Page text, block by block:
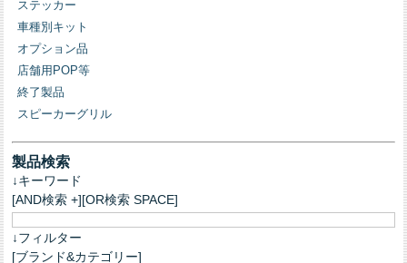
ステッカー
車種別キット
オプション品
店舗用POP等
終了製品
スピーカーグリル
製品検索
↓キーワード
[AND検索 +][OR検索 SPACE]
↓フィルター
[ブランド&カテゴリー]